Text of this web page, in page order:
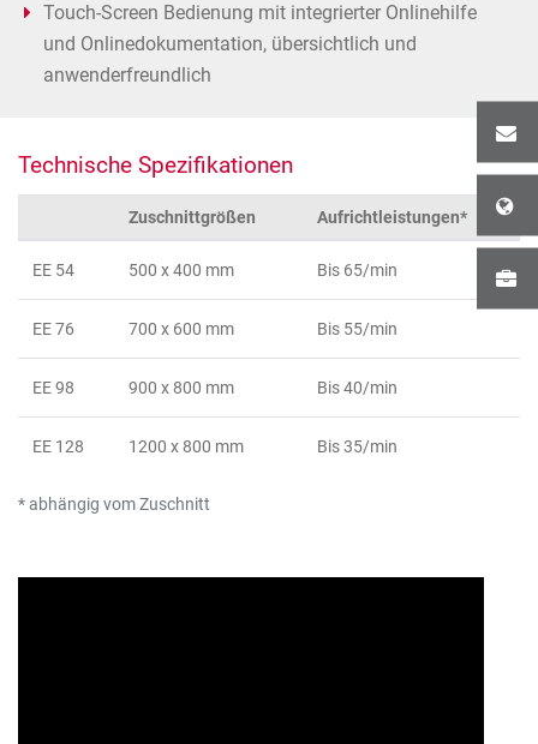
Touch-Screen Bedienung mit integrierter Onlinehilfe
und Onlinedokumentation, übersichtlich und
anwenderfreundlich
Technische Spezifikationen
* abhängig vom Zuschnitt
Zuschnittgrößen Aufrichtleistungen*
EE 54 500 x 400 mm Bis 65/min
EE 76 700 x 600 mm Bis 55/min
EE 98 900 x 800 mm Bis 40/min
EE 128 1200 x 800 mm Bis 35/min